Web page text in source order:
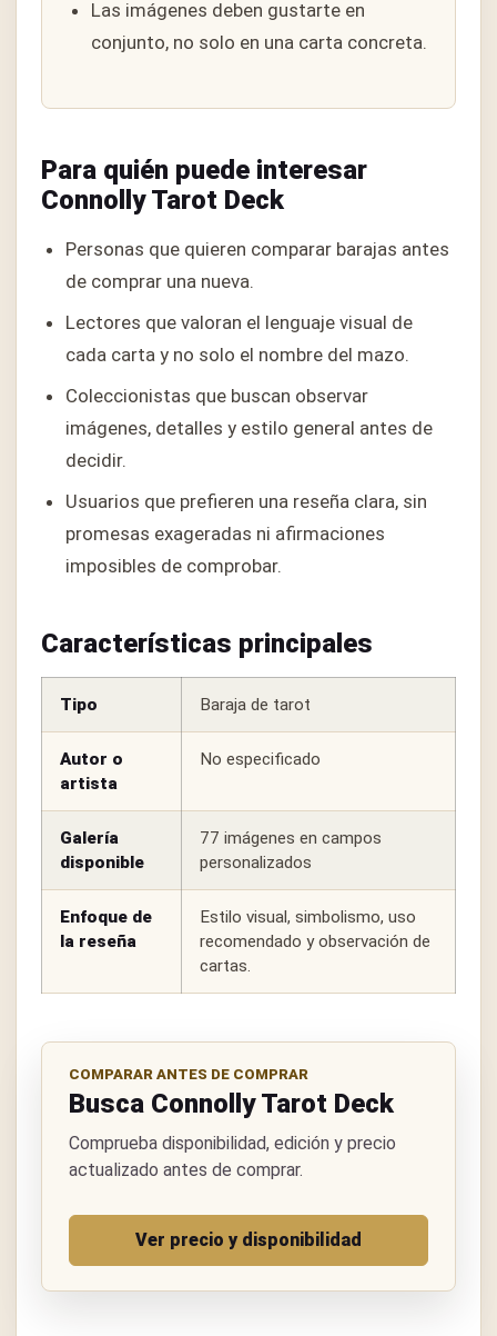
Las imágenes deben gustarte en
conjunto, no solo en una carta concreta.
Para quién puede interesar
Connolly Tarot Deck
Personas que quieren comparar barajas antes
de comprar una nueva.
Lectores que valoran el lenguaje visual de
cada carta y no solo el nombre del mazo.
Coleccionistas que buscan observar
imágenes, detalles y estilo general antes de
decidir.
Usuarios que prefieren una reseña clara, sin
promesas exageradas ni afirmaciones
imposibles de comprobar.
Características principales
Tipo Baraja de tarot
Autor o
artista
No especificado
Galería
disponible
77 imágenes en campos
personalizados
Enfoque de
la reseña
Estilo visual, simbolismo, uso
recomendado y observación de
cartas.
COMPARAR ANTES DE COMPRAR
Busca Connolly Tarot Deck
Comprueba disponibilidad, edición y precio
actualizado antes de comprar.
Ver precio y disponibilidad